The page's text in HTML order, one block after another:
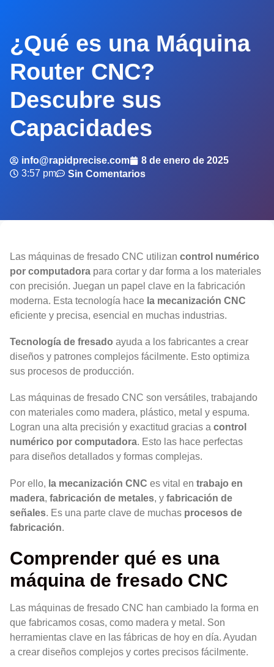
¿Qué es una Máquina
Router CNC?
Descubre sus
Capacidades
info@rapidprecise.com
8 de enero de 2025
3:57 pm
Sin Comentarios
Las máquinas de fresado CNC utilizan control numérico
por computadora para cortar y dar forma a los materiales
con precisión. Juegan un papel clave en la fabricación
moderna. Esta tecnología hace la mecanización CNC
eficiente y precisa, esencial en muchas industrias.
Tecnología de fresado ayuda a los fabricantes a crear
diseños y patrones complejos fácilmente. Esto optimiza
sus procesos de producción.
Las máquinas de fresado CNC son versátiles, trabajando
con materiales como madera, plástico, metal y espuma.
Logran una alta precisión y exactitud gracias a control
numérico por computadora. Esto las hace perfectas
para diseños detallados y formas complejas.
Por ello, la mecanización CNC es vital en trabajo en
madera, fabricación de metales, y fabricación de
señales. Es una parte clave de muchas procesos de
fabricación.
Comprender qué es una
máquina de fresado CNC
Las máquinas de fresado CNC han cambiado la forma en
que fabricamos cosas, como madera y metal. Son
herramientas clave en las fábricas de hoy en día. Ayudan
a crear diseños complejos y cortes precisos fácilmente.